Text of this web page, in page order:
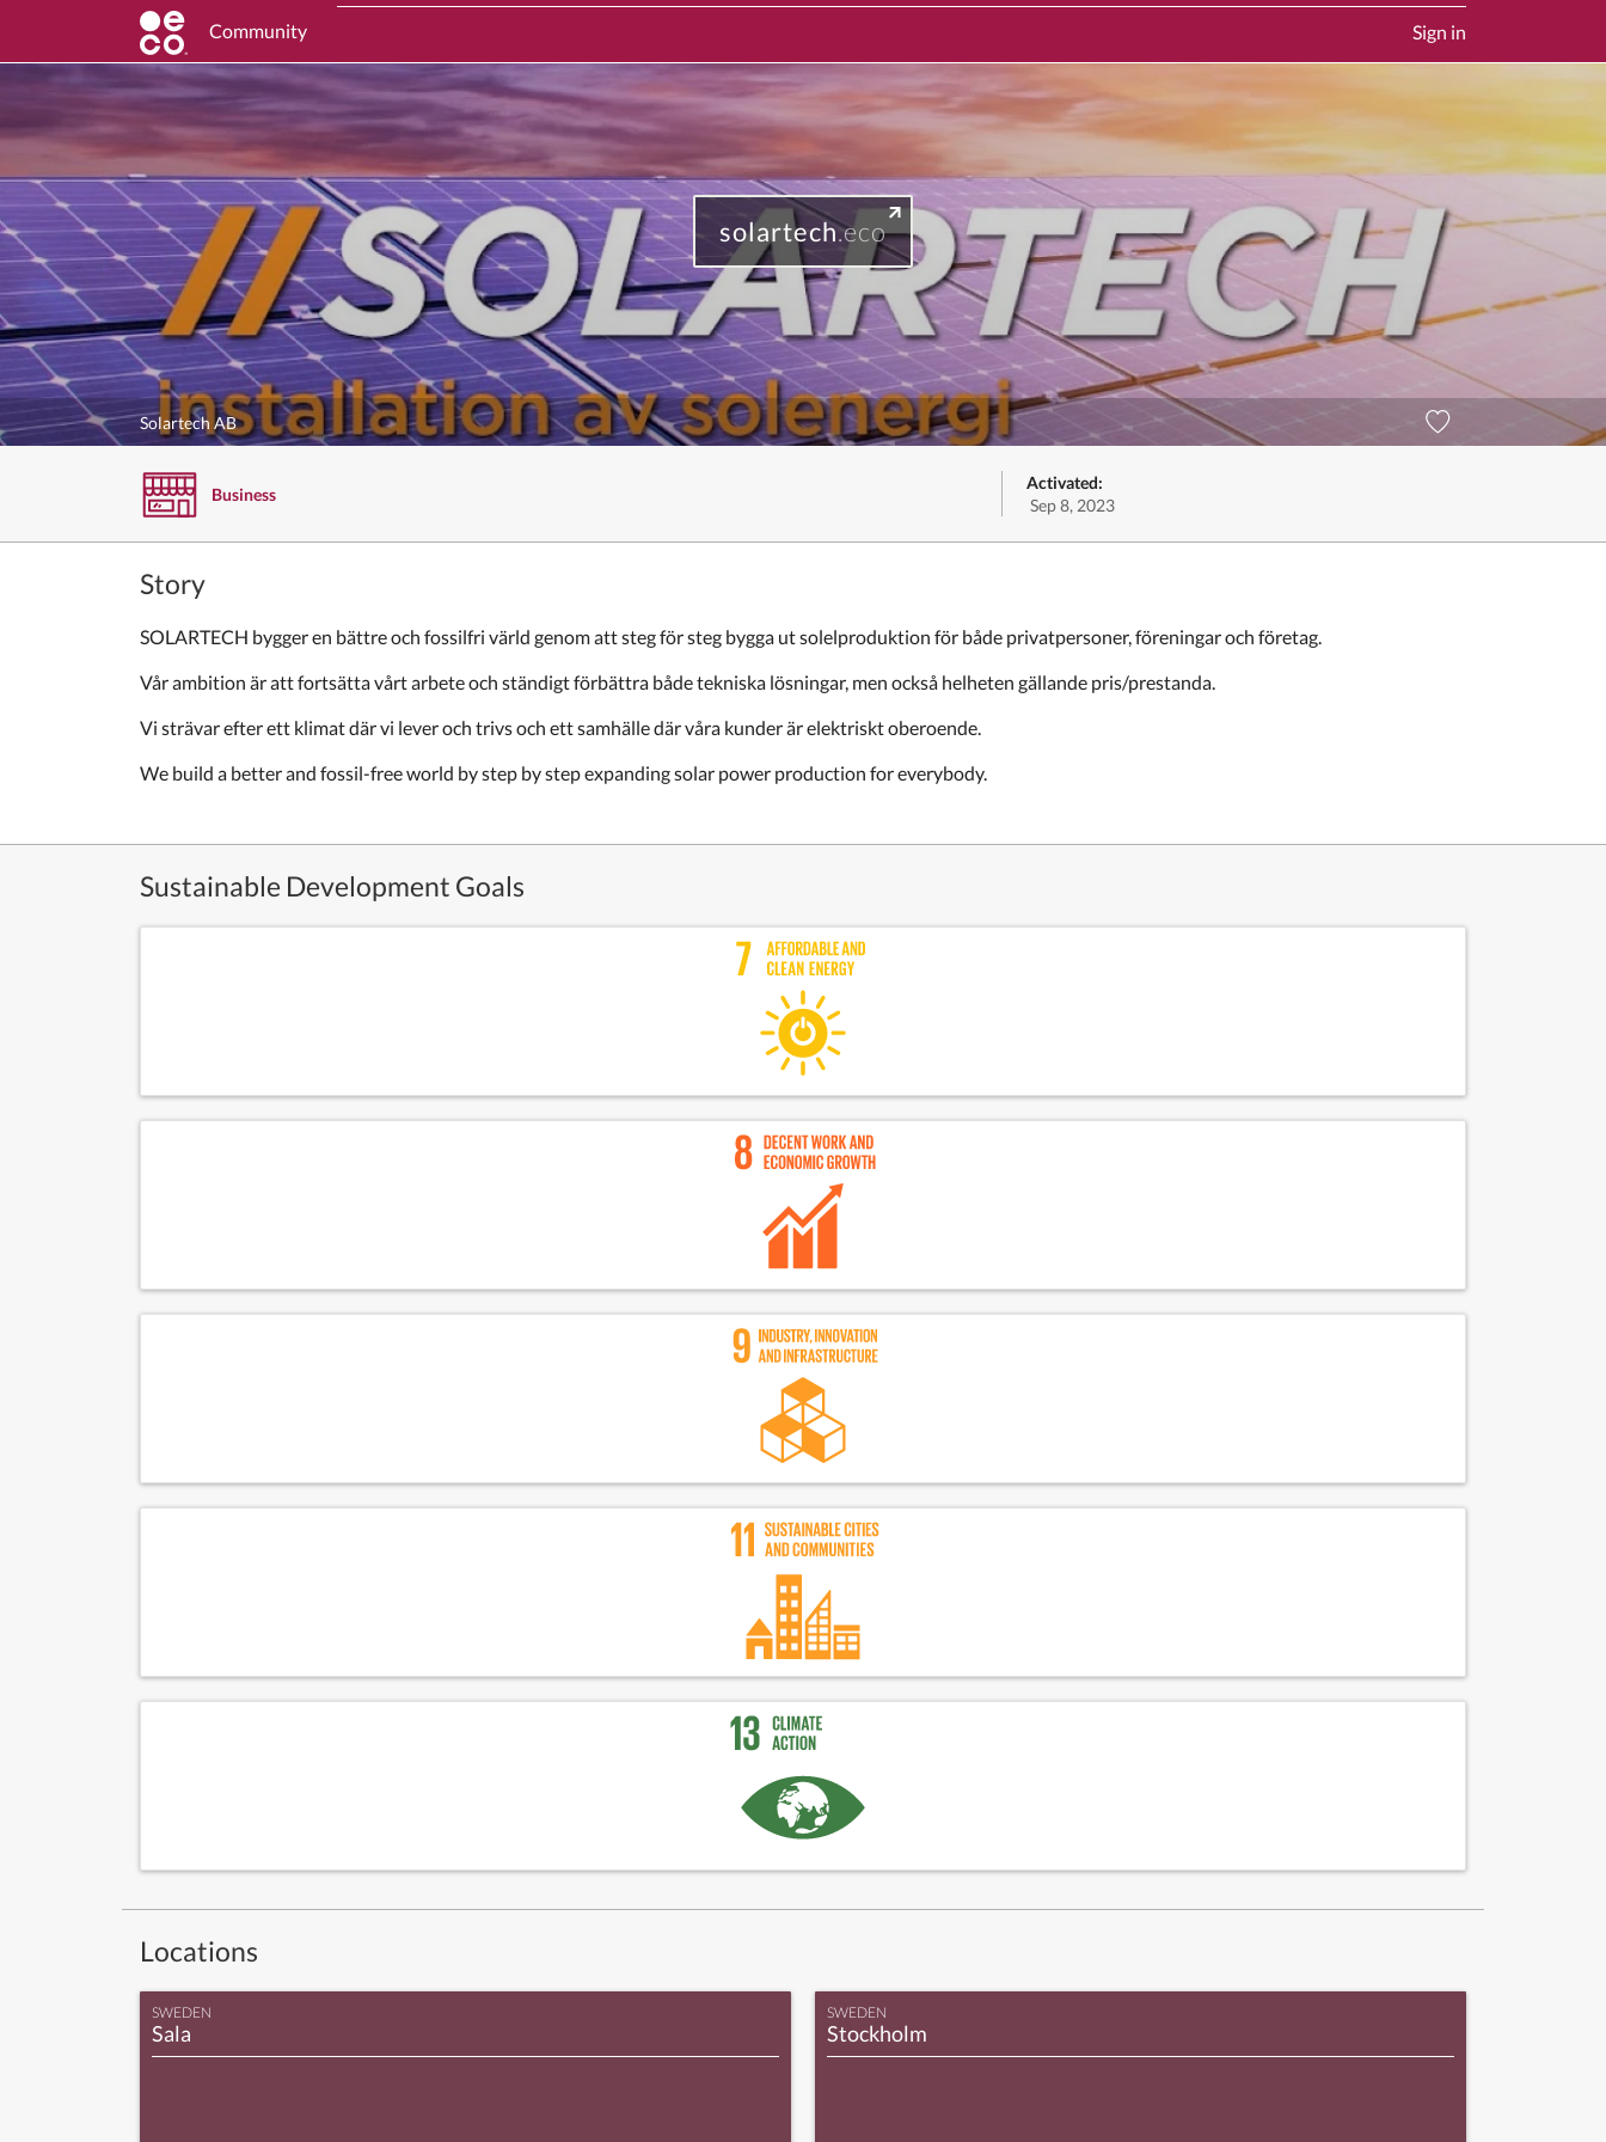
Community Sign in
solartech.eco
Solartech AB
Business
Activated:
Sep 8, 2023
Story
SOLARTECH bygger en bättre och fossilfri värld genom att steg för steg bygga ut solelproduktion för både privatpersoner, föreningar och företag.
Vår ambition är att fortsätta vårt arbete och ständigt förbättra både tekniska lösningar, men också helheten gällande pris/prestanda.
Vi strävar efter ett klimat där vi lever och trivs och ett samhälle där våra kunder är elektriskt oberoende.
We build a better and fossil-free world by step by step expanding solar power production for everybody.
Sustainable Development Goals
Locations
SWEDEN
Sala
SWEDEN
Stockholm